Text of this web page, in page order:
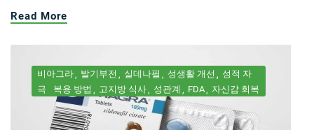
Read More
비아그라 발기부전 실데나필 성생활 개선
성적 자
극
복용 방법 고지방 식사 성관계 FDA 자신감 회복